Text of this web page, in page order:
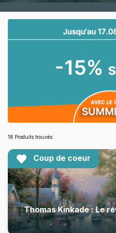
18 Produits trouvés
Coup de coeur
Thomas Kinkade : Le